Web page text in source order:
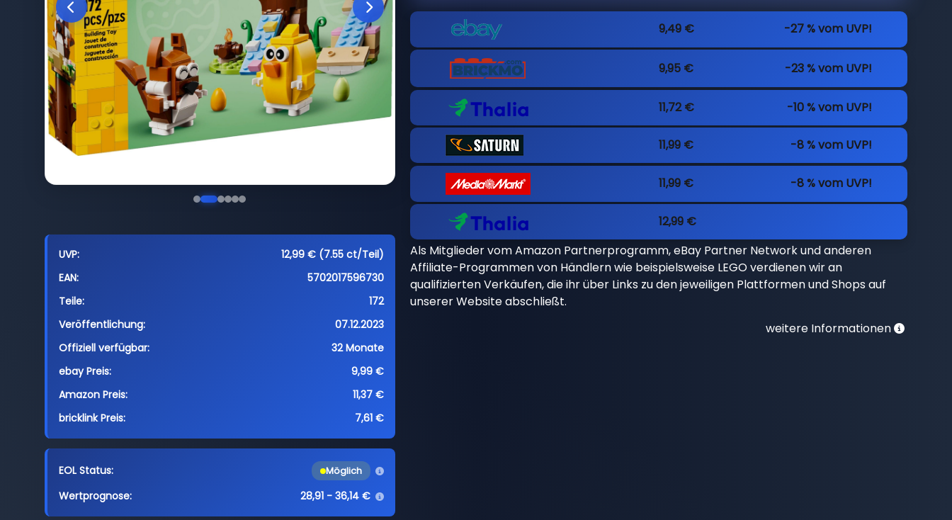
UVP:
12,99 € (7.55 ct/Teil)
EAN:
5702017596730
Teile:
172
Veröffentlichung:
07.12.2023
Offiziell verfügbar:
32 Monate
ebay Preis:
9,99 €
Amazon Preis:
11,37 €
bricklink Preis:
7,61 €
EOL Status: Möglich
Wertprognose: 28,91 - 36,14 €
9,49 € -27 % vom UVP!
9,95 € -23 % vom UVP!
11,72 € -10 % vom UVP!
11,99 € -8 % vom UVP!
11,99 € -8 % vom UVP!
12,99 €
Als Mitglieder vom Amazon Partnerprogramm, eBay Partner Network und anderen
Affiliate-Programmen von Händlern wie beispielsweise LEGO verdienen wir an
qualifizierten Verkäufen, die ihr über Links zu den jeweiligen Plattformen und Shops auf
unserer Website abschließt.
weitere Informationen